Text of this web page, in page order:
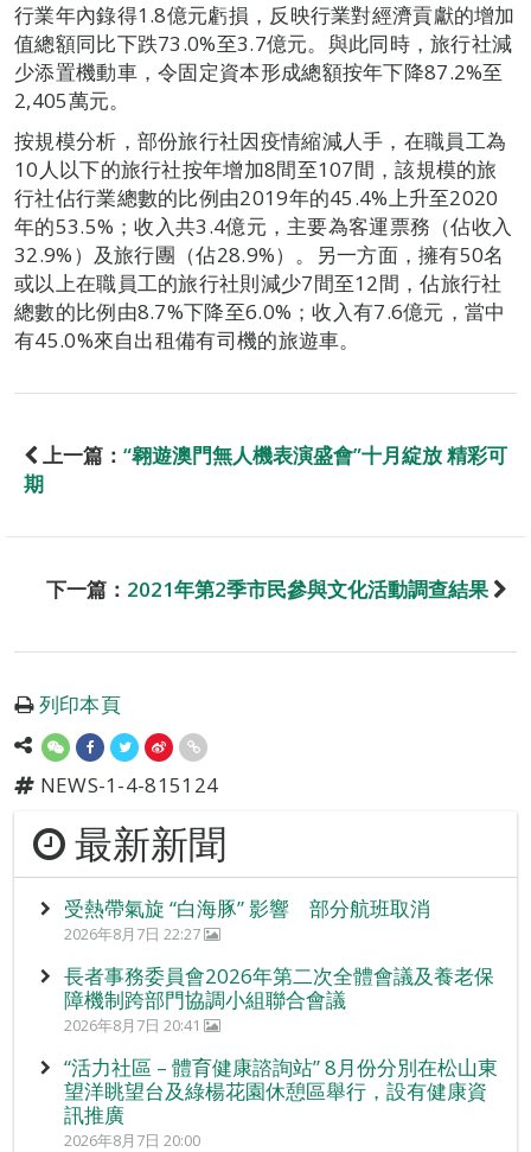
行業年內錄得1.8億元虧損，反映行業對經濟貢獻的增加
值總額同比下跌73.0%至3.7億元。與此同時，旅行社減
少添置機動車，令固定資本形成總額按年下降87.2%至
2,405萬元。
按規模分析，部份旅行社因疫情縮減人手，在職員工為
10人以下的旅行社按年增加8間至107間，該規模的旅
行社佔行業總數的比例由2019年的45.4%上升至2020
年的53.5%；收入共3.4億元，主要為客運票務（佔收入
32.9%）及旅行團（佔28.9%）。另一方面，擁有50名
或以上在職員工的旅行社則減少7間至12間，佔旅行社
總數的比例由8.7%下降至6.0%；收入有7.6億元，當中
有45.0%來自出租備有司機的旅遊車。
上一篇： “翱遊澳門無人機表演盛會”十月綻放 精彩可
期
下一篇： 2021年第2季市民參與文化活動調查結果
列印本頁
NEWS-1-4-815124
最新新聞
受熱帶氣旋 “白海豚” 影響 部分航班取消
2026年8月7日 22:27
長者事務委員會2026年第二次全體會議及養老保
障機制跨部門協調小組聯合會議
2026年8月7日 20:41
“活力社區 – 體育健康諮詢站” 8月份分別在松山東
望洋眺望台及綠楊花園休憩區舉行，設有健康資
訊推廣
2026年8月7日 20:00